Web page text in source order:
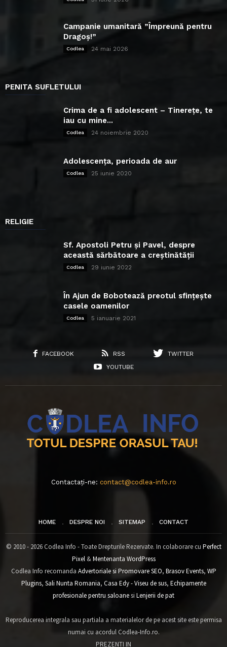
Campanie umanitară ”Împreună pentru
Dragoș!”
Codlea 24 mai 2026
PENITA SUFLETULUI
Crima de a fi adolescent – Tinerețe, te
iau cu mine...
Codlea 24 noiembrie 2020
Adolescența, perioada de aur
Codlea 25 iunie 2020
RELIGIE
Sf. Apostoli Petru și Pavel, despre
această sărbătoare a creștinătății
Codlea 29 iunie 2022
În Ajun de Bobotează preotul sfințește
casele oamenilor
Codlea 5 ianuarie 2021
FACEBOOK RSS
TWITTER
YOUTUBE
Contactați-ne: contact@codlea-info.ro
HOME DESPRE NOI SITEMAP CONTACT
© 2010 - 2026 Codlea Info - Toate Drepturile Rezervate. In colaborare cu Perfect
Pixel&Mentenanta WordPress
Codlea Info recomanda Advertoriale si Promovare SEO, Brasov Events, WP
Plugins, Sali Nunta Romania, Casa Edy - Viseu de sus, Echipamente
profesionale pentru saloanesi Lenjerii de pat
Reproducerea integrala sau partiala a materialelor de pe acest site este permisa
numai cu acordul Codlea-Info.ro.
PREZENTI IN